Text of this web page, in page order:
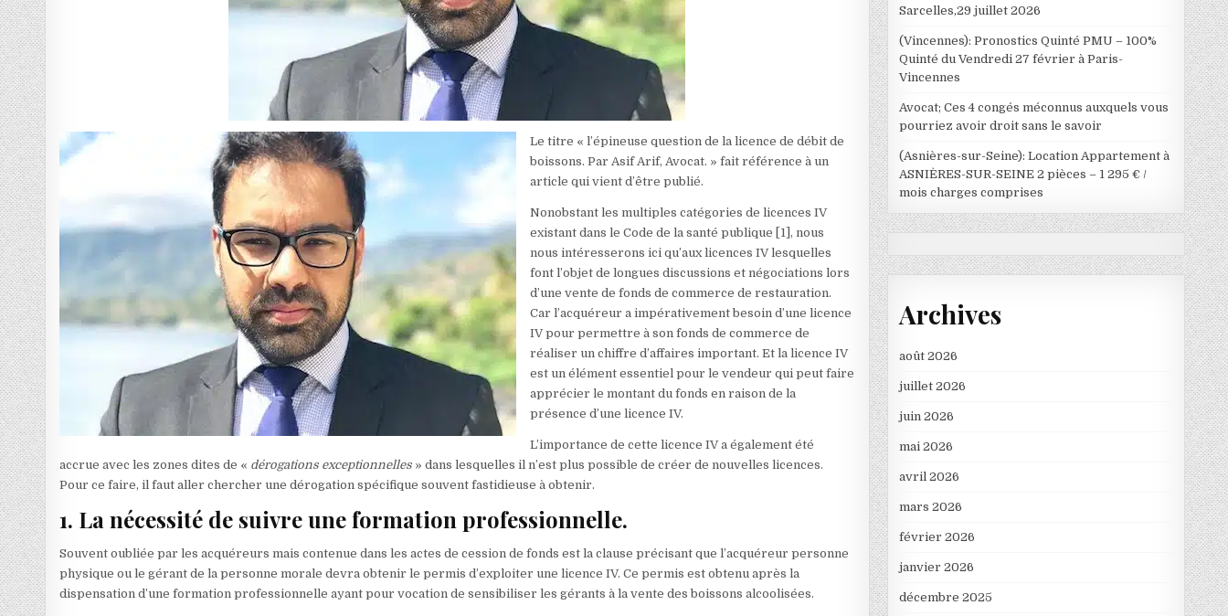
Le titre « l’épineuse question de la licence de débit de
boissons. Par Asif Arif, Avocat. » fait référence à un
article qui vient d’être publié.
Nonobstant les multiples catégories de licences IV
existant dans le Code de la santé publique [1], nous
nous intéresserons ici qu’aux licences IV lesquelles
font l’objet de longues discussions et négociations lors
d’une vente de fonds de commerce de restauration.
Car l’acquéreur a impérativement besoin d’une licence
IV pour permettre à son fonds de commerce de
réaliser un chiffre d’affaires important. Et la licence IV
est un élément essentiel pour le vendeur qui peut faire
apprécier le montant du fonds en raison de la
présence d’une licence IV.
L’importance de cette licence IV a également été
accrue avec les zones dites de « dérogations exceptionnelles » dans lesquelles il n’est plus possible de créer de nouvelles licences.
Pour ce faire, il faut aller chercher une dérogation spécifique souvent fastidieuse à obtenir.
1. La nécessité de suivre une formation professionnelle.
Souvent oubliée par les acquéreurs mais contenue dans les actes de cession de fonds est la clause précisant que l’acquéreur personne
physique ou le gérant de la personne morale devra obtenir le permis d’exploiter une licence IV. Ce permis est obtenu après la
dispensation d’une formation professionnelle ayant pour vocation de sensibiliser les gérants à la vente des boissons alcoolisées.
Sarcelles,29 juillet 2026
(Vincennes): Pronostics Quinté PMU – 100%
Quinté du Vendredi 27 février à Paris-
Vincennes
Avocat; Ces 4 congés méconnus auxquels vous
pourriez avoir droit sans le savoir
(Asnières-sur-Seine): Location Appartement à
ASNIÈRES-SUR-SEINE 2 pièces – 1 295 € /
mois charges comprises
Archives
août 2026
juillet 2026
juin 2026
mai 2026
avril 2026
mars 2026
février 2026
janvier 2026
décembre 2025